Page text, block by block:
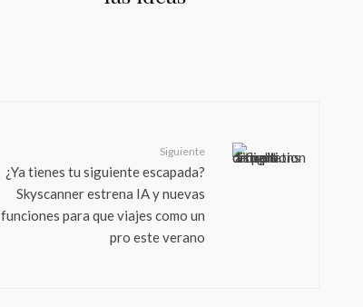
Siguiente
¿Ya tienes tu siguiente escapada?
Skyscanner estrena IA y nuevas
funciones para que viajes como un
pro este verano